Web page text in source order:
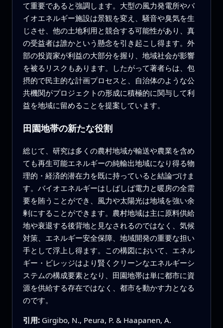
て重要であると強調します。大型の風力発電所やバ
イオエネルギー施設は景観を変え、騒音や臭気を生
じさせ、他の土地利用と競合する可能性があり、真
の受益者は誰かという懸念を引き起こし得ます。外
部の投資家が利益の大部分を握り、地域社会が影響
を被るリスクもあります。したがって著者らは、包
摂的で民主的な計画プロセスと、自治体のような公
共機関がプロジェクトの形成に積極的に関与して利
益を地域に留めることを提案しています。
田園地帯の新たな役割
総じて、研究は多くの農村地域が輸送や農業を含め
ても再生可能エネルギーの純輸出地域になり得る物
理的・経済的潜在力を既に持っていると結論づけま
す。バイオエネルギーはしばしば電力と暖房の全需
要を賄うことができ、風力や太陽光は地域を強い余
剰にすることができます。農村地域は主に原料供給
地や衰退する後背地と見なされるのではなく、気候
対策、エネルギー安全保障、地域開発の重要な担い
手として浮上し得ます。この構図において、エネル
ギー・ビレッジはより賢くクリーンなエネルギーシ
ステムの構成要素となり、田園地帯は単に都市に資
源を供給する存在ではなく、都市を動かす力となる
のです。
引用: Girgibo, N., Peura, P. & Haapanen, A.